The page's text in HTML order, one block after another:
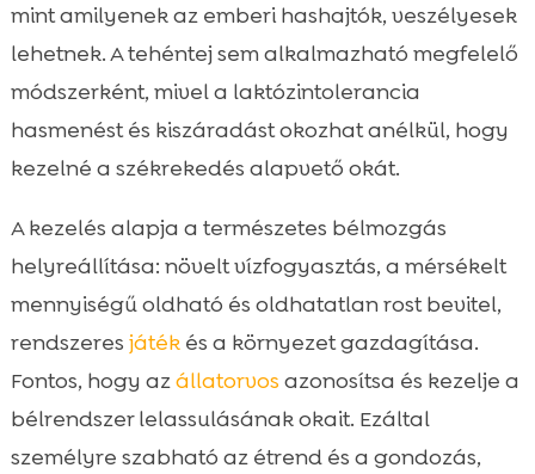
mint amilyenek az emberi hashajtók, veszélyesek
lehetnek. A tehéntej sem alkalmazható megfelelő
módszerként, mivel a laktózintolerancia
hasmenést és kiszáradást okozhat anélkül, hogy
kezelné a székrekedés alapvető okát.
A kezelés alapja a természetes bélmozgás
helyreállítása: növelt vízfogyasztás, a mérsékelt
mennyiségű oldható és oldhatatlan rost bevitel,
rendszeres játékés a környezet gazdagítása.
Fontos, hogy azállatorvos azonosítsa és kezelje a
bélrendszer lelassulásának okait. Ezáltal
személyre szabható az étrend és a gondozás,